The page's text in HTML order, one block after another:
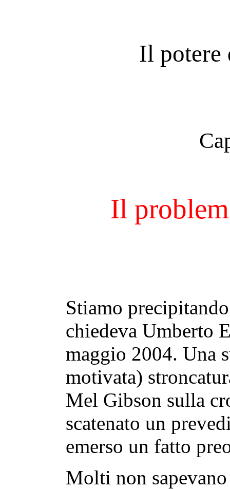
Il potere
Il
Stiamo
chiedeva Umberto
maggio 2004. Una
motivata)
Mel Gibson sulla
scatenato un
emerso un fatto
Molti non